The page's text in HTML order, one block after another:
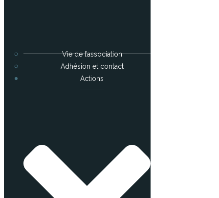
Vie de l’association
Adhésion et contact
Actions